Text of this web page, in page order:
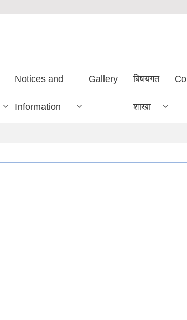
Notices and
Information
Gallery बिषयगत
शाखा